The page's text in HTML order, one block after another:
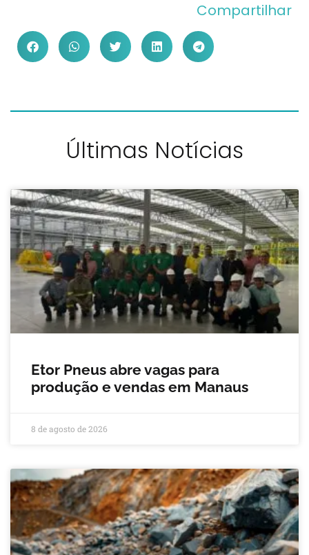
Compartilhar
Últimas Notícias
Etor Pneus abre vagas para
produção e vendas em Manaus
8 de agosto de 2026